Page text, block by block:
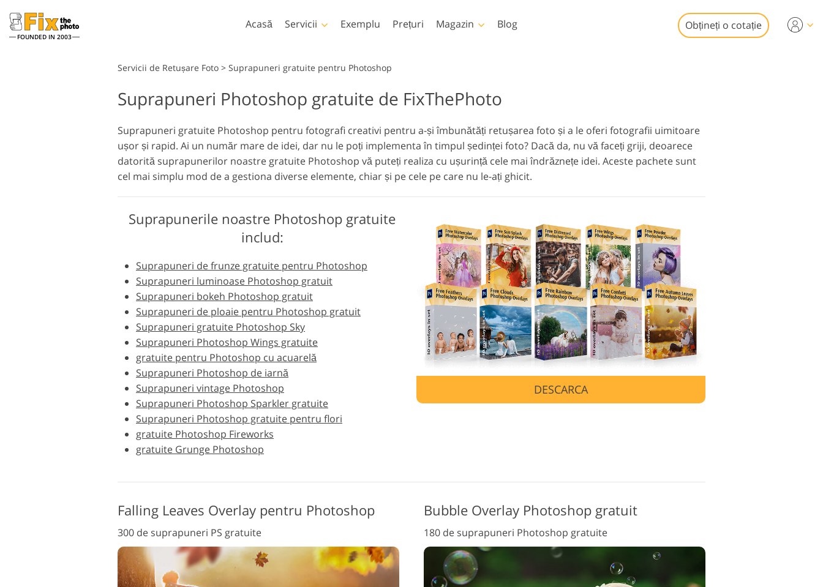
FOUNDED IN 2003
Acasă Servicii
imobiliare
nuntă
Modele generate de
pentru îmbrăcăminte
Retusarea produsului
Servicii
Bijuterii Retușând Servicii Date de Antrenament AI Servicii de editare video
Exemplu Prețuri Magazin
Lightroom
Presetări Lightroom
presetată LR
Cea mai buna afacere
Presets
Colecția mobilă
Photoshop
Acțiuni Photoshop
Suprapuneri Photoshop
Texturi Photoshop
Ps Acțiuni Colecții întregi
întregi
Șabloane
Carduri de Ziua
Îndrăgostiților
Invitatii de nunta
Invitație de ziua de
Blog Obțineți o cotație
Servicii de Retușare Foto > Suprapuneri gratuite pentru Photoshop
Suprapuneri Photoshop gratuite de FixThePhoto
Suprapuneri gratuite Photoshop pentru fotografi creativi pentru a-și îmbunătăți retușarea foto și a le oferi fotografii uimitoare
ușor și rapid. Ai un număr mare de idei, dar nu le poți implementa în timpul ședinței foto? Dacă da, nu vă faceți griji, deoarece
datorită suprapunerilor noastre gratuite Photoshop vă puteți realiza cu ușurință cele mai îndrăznețe idei. Aceste pachete sunt
cel mai simplu mod de a gestiona diverse elemente, chiar și pe cele pe care nu le-ați ghicit.
Suprapunerile noastre Photoshop gratuite
includ:
Suprapuneri de frunze gratuite pentru Photoshop
Suprapuneri luminoase Photoshop gratuit
Suprapuneri bokeh Photoshop gratuit
Suprapuneri de ploaie pentru Photoshop gratuit
Suprapuneri gratuite Photoshop Sky
Suprapuneri Photoshop Wings gratuite
gratuite pentru Photoshop cu acuarelă
Suprapuneri Photoshop de iarnă
Suprapuneri vintage Photoshop
Suprapuneri Photoshop Sparkler gratuite
Suprapuneri Photoshop gratuite pentru flori
gratuite Photoshop Fireworks
gratuite Grunge Photoshop
DESCARCA
Falling Leaves Overlay pentru Photoshop
300 de suprapuneri PS gratuite
Bubble Overlay Photoshop gratuit
180 de suprapuneri Photoshop gratuite